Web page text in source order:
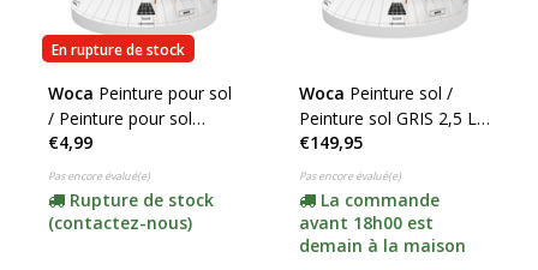
En rupture de stock
Woca Peinture pour sol
/ Peinture pour sol
BLANCHE 2,5 L ***
€4,99
Pas encore évalué(e)
Rupture de stock
(contactez-nous)
Woca Peinture sol /
Peinture sol GRIS 2,5 Ltr
***
€149,95
Pas encore évalué(e)
La commande
avant 18h00 est
demain à la maison